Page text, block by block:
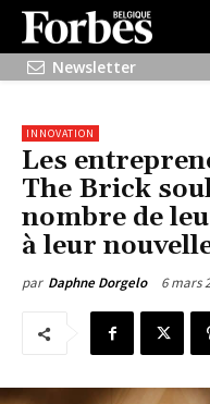
Newsletter
INNOVATION
Les
The Brick
nombre de
à leur
par Daphne Dorgelo 6 mars